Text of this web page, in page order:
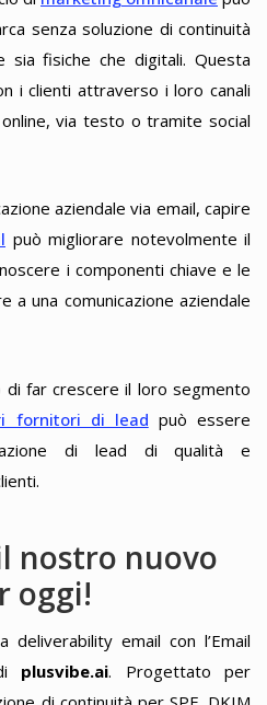
senza soluzione di continuità
fisiche che digitali. Questa
i clienti attraverso i loro canali
via testo o tramite social
aziendale via email, capire
può migliorare notevolmente il
i componenti chiave e le
a una comunicazione aziendale
di far crescere il loro segmento
fornitori di lead può essere
di lead di qualità e
nostro nuovo
oggi!
email con l’Email
plusvibe.ai. Progettato per